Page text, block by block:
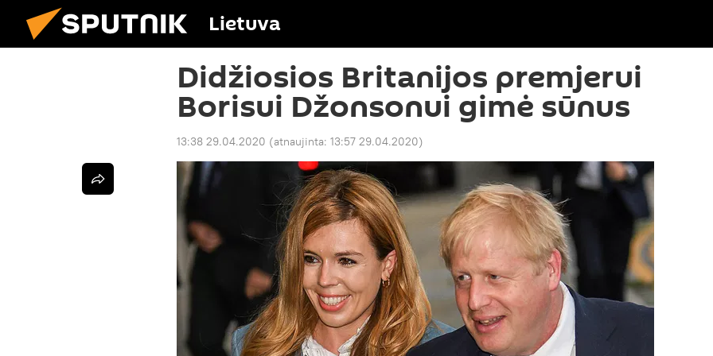
Lietuva
Didžiosios Britanijos premjerui
Borisui Džonsonui gimė sūnus
13:38 29.04.2020 (atnaujinta: 13:57 29.04.2020)